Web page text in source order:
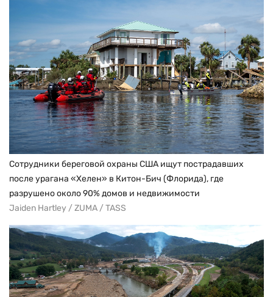
Сотрудники береговой охраны США ищут пострадавших
после урагана «Хелен» в Китон-Бич (Флорида), где
разрушено около 90% домов и недвижимости
Jaiden Hartley / ZUMA / TASS